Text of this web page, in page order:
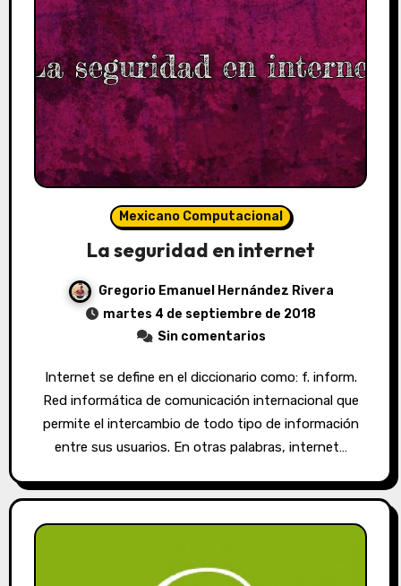
Mexicano Computacional
La seguridad en internet
Gregorio Emanuel Hernández Rivera
martes 4 de septiembre de 2018
Sin comentarios
Internet se define en el diccionario como: f. inform.
Red informática de comunicación internacional que
permite el intercambio de todo tipo de información
entre sus usuarios. En otras palabras, internet…